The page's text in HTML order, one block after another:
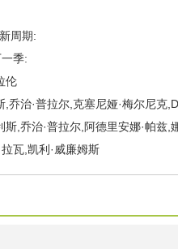
周期:
季:
伦
,乔治·普拉尔,克塞尼娅·梅尔尼克
斯,乔治·普拉尔,阿德里安娜·帕兹
瓦,凯利·威廉姆斯